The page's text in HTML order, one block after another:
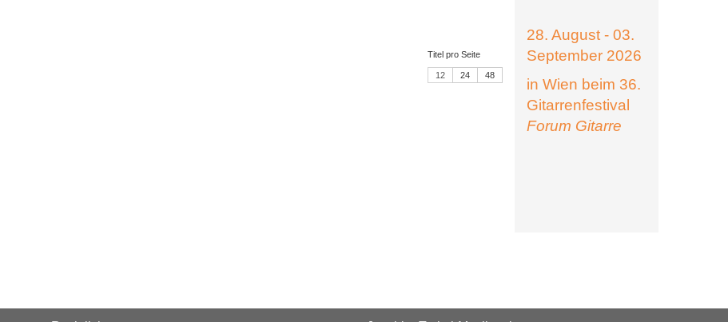
Titel pro Seite
12 24 48
28. August - 03.
September 2026
in Wien beim 36.
Gitarrenfestival
Forum Gitarre